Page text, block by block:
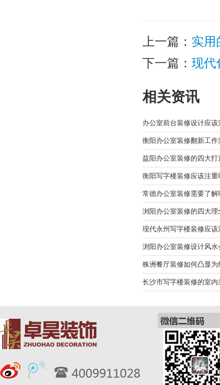
上一篇： 实用
下一篇： 现代
相关资讯
办公室前台装修设计应该
衡阳办公室装修翻新工作
益阳办公室装修的四大打
衡阳写字楼装修应该注重
常德办公室装修需要了解
浏阳办公室装修的四大理
现代永州写字楼装修应该
浏阳办公室装修设计风水
株洲餐厅装修如何凸显为
长沙市写字楼装修的室内